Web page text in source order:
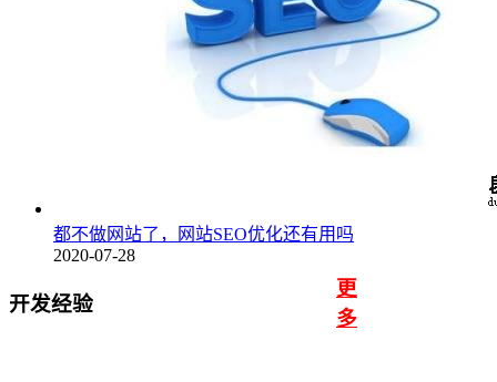
都不做网站了，网站SEO优化还有用吗
2020-07-28
开发经验
更
多